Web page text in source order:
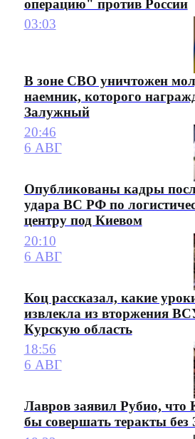
операцию" против России
03:03
В зоне СВО уничтожен
наемник, которого
Залужный
20:46
6 АВГ
Опубликованы кадры
удара ВС РФ по
центру под Киевом
20:10
6 АВГ
Коц рассказал, какие
извлекла из вторжения
Курскую область
18:56
6 АВГ
Лавров заявил Рубио, что
бы совершать теракты без